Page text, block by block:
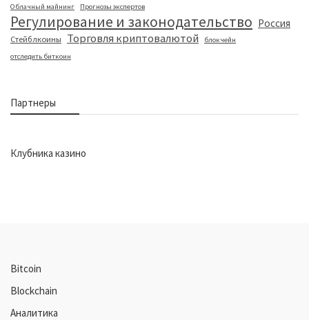
Облачный майнинг Прогнозы экспертов
Регулирование и законодательство Россия
Стейблкоины Торговля криптовалютой
блокчейн
отследить биткоин
Партнеры
Клубника казино
Bitcoin
Blockchain
Аналитика